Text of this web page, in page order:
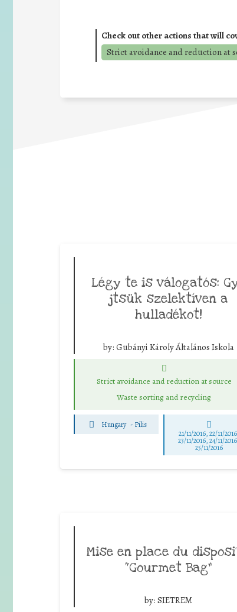
Check out other actions that will
Strict avoidance and reduction at
Légy te is válogatós:
jtsük szelektíven a
hulladékot!
by: Gubányi Károly Általános Iskola
Strict avoidance and reduction at source
Waste sorting and recycling
Hungary - Pilis
21/11/2016, 22/11/
23/11/2016, 24/11/
25/11/2016
Mise en place du
“Gourmet Bag”
by: SIETREM